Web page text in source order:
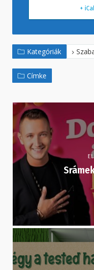
+
Kategóriák
Címke